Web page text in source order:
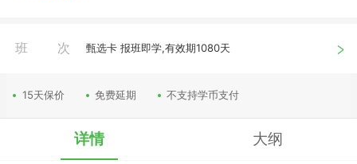
班次 甄选卡 报班即学,有效期1080天
15天保价 免费延期 不支持学币支付
详情 大纲